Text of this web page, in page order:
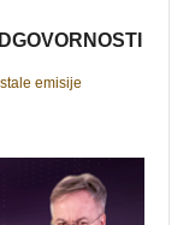
emisije